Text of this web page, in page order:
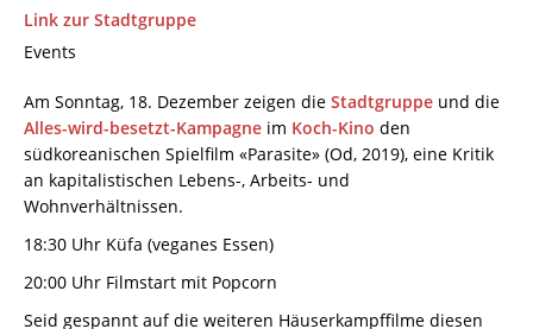
Link zur Stadtgruppe
Events
Am Sonntag, 18. Dezember zeigen die Stadtgruppe und die
Alles-wird-besetzt-Kampagne im Koch-Kino den
südkoreanischen Spielfilm «Parasite» (Od, 2019), eine Kritik
an kapitalistischen Lebens-, Arbeits- und
Wohnverhältnissen.
18:30 Uhr Küfa (veganes Essen)
20:00 Uhr Filmstart mit Popcorn
Seid gespannt auf die weiteren Häuserkampffilme diesen